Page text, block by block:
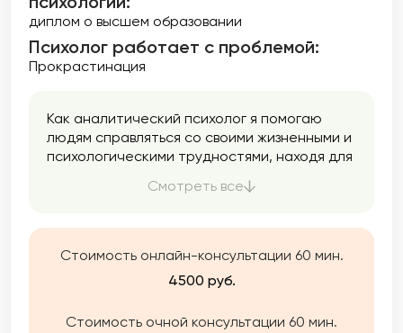
диплом о высшем образовании
Психолог работает с проблемой:
Прокрастинация
Как аналитический психолог я помогаю
людям справляться со своими жизненными и
психологическими трудностями, находя для
Смотреть все
Стоимость онлайн-консультации 60 мин.
4500 руб.
Стоимость очной консультации 60 мин.